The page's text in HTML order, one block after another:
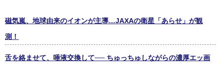
磁気嵐、地球由来のイオンが主導…JAXAの衛星「あらせ」が観
測！
舌を絡ませて、唾液交換して── ちゅっちゅしながらの濃厚エッ画